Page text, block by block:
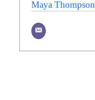
Maya Thompson